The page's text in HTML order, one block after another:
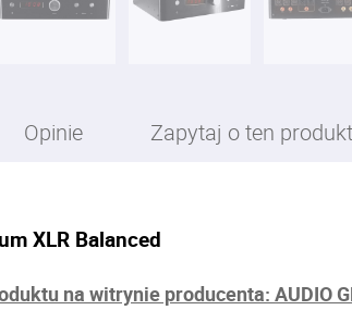
Opinie Zapytaj o ten produkt
XLR Balanced
na witrynie producenta: AUDIO